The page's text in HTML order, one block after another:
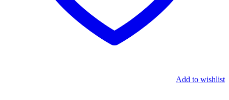
Add to wishlist